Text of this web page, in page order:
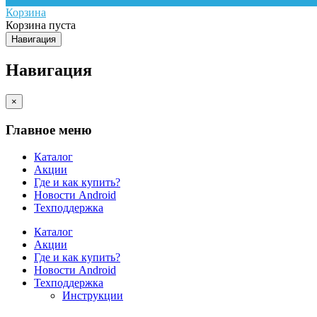
Корзина
Корзина пуста
Навигация
Навигация
×
Главное меню
Каталог
Акции
Где и как купить?
Новости Android
Техподдержка
Каталог
Акции
Где и как купить?
Новости Android
Техподдержка
Инструкции